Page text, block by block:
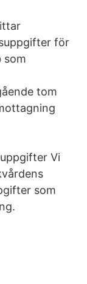
för
som
tom
Vi
som